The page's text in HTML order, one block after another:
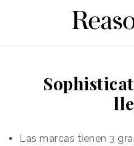
Las marcas tienen 3